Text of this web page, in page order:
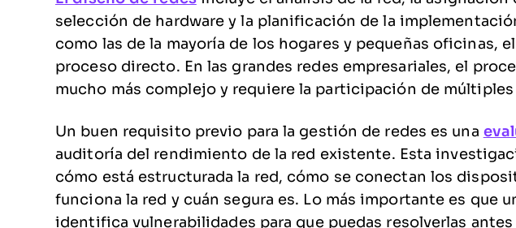
selección de hardware y la planificación de la
como las de la mayoría de los hogares y pequeñas oficinas,
proceso directo. En las grandes redes empresariales, el
mucho más complejo y requiere la participación de
Un buen requisito previo para la gestión de redes es una
auditoría del rendimiento de la red existente. Esta
cómo está estructurada la red, cómo se conectan los
funciona la red y cuán segura es. Lo más importante es que
identifica vulnerabilidades para que puedas resolverlas